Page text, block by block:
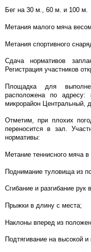
Бег на 30 м., 60 м. и 100 м.
Метания малого мяча
Метания спортивного
Сдача нормативов
Регистрация участников
Площадка для
расположена по адресу:
микрорайон Центральный,
Отметим, при плохих
переносится в зал.
нормативы:
Метание теннисного мяча в
Поднимание туловища из
Сгибание и разгибание
Прыжки в длину с места;
Наклоны вперед из
Подтягивание на высокой и